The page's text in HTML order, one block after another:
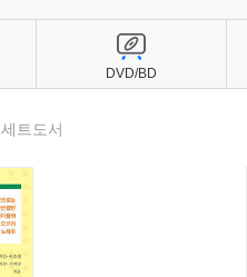
세트도서
DVD/BD